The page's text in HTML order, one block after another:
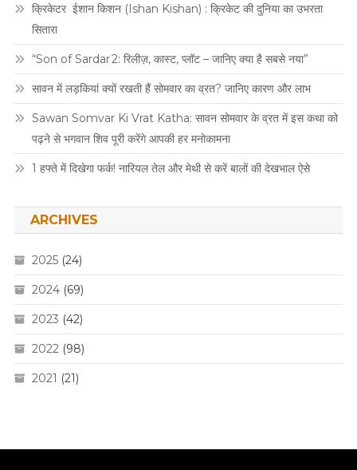
क्रिकेटर ईशान किशन (Ishan Kishan) : क्रिकेट की दुनिया का उभरता
सितारा
“Son of Sardar 2: रिलीज़, कास्ट, प्लॉट – जानिए क्या है सबसे नया”
सावन में लड़कियां क्यों रखती हैं सोमवार का व्रत? जानिए कारण और लाभ
Sawan Somvar Ki Vrat Katha: सावन सोमवार के व्रत में इस कथा को
पढ़ने से भगवान शिव पूरी करेंगे आपकी हर मनोकामना
1 हफ्ते में दिखेगा फर्क! नारियल तेल और मेथी से करें बालों की देखभाल ऐसे
ARCHIVES
2025(24)
2024(69)
2023 (42)
2022(98)
2021 (21)